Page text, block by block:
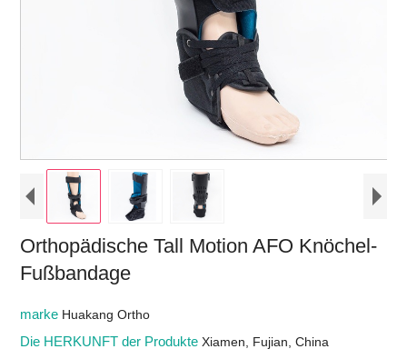
Orthopädische Tall Motion AFO Knöchel-
Fußbandage
marke Huakang Ortho
Die HERKUNFT der ProdukteXiamen, Fujian, China